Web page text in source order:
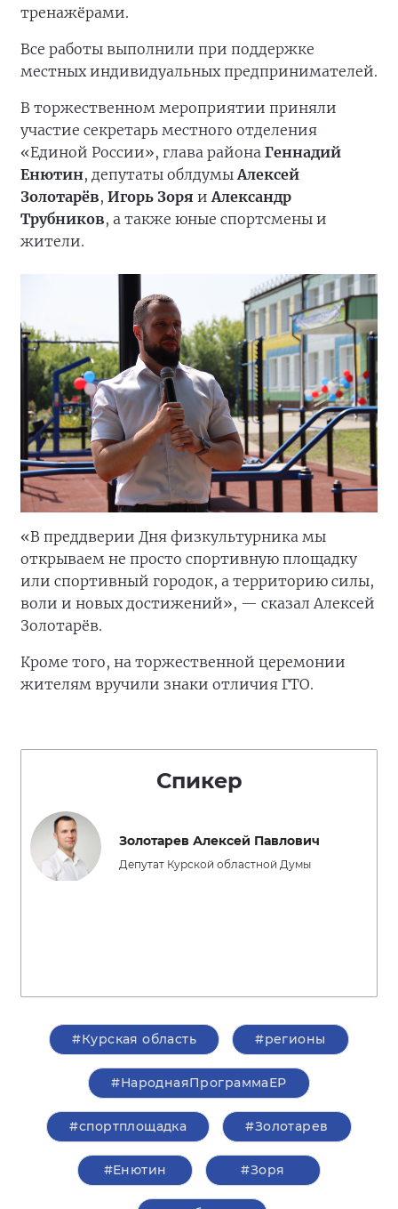
тренажёрами.
Все работы выполнили при поддержке
местных индивидуальных предпринимателей.
В торжественном мероприятии приняли
участие секретарь местного отделения
«Единой России», глава района Геннадий
Енютин, депутаты облдумыАлексей
Золотарёв, Игорь Зоря иАлександр
Трубников, а также юные спортсмены и
жители.
«В преддверии Дня физкультурника мы
открываем не просто спортивную площадку
или спортивный городок, а территорию силы,
воли и новых достижений», — сказал Алексей
Золотарёв.
Кроме того, на торжественной церемонии
жителям вручили знаки отличия ГТО.
Спикер
Золотарев Алексей Павлович
Депутат Курской областной Думы
#Курская область #регионы
#НароднаяПрограммаЕР
#спортплощадка #Золотарев
#Енютин #Зоря